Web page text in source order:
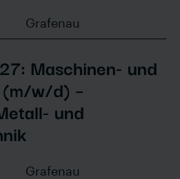
Grafenau
Maschinen- und
w/d) –
und
Grafenau